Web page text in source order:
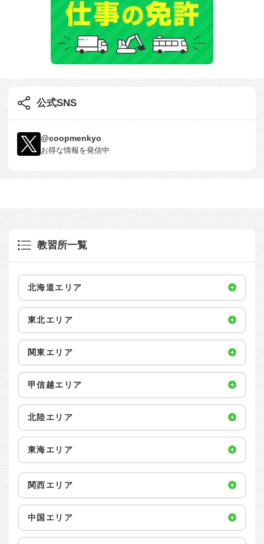
公式SNS
@coopmenkyo
お得な情報を発信中
教習所一覧
北海道エリア
東北エリア
関東エリア
甲信越エリア
北陸エリア
東海エリア
関西エリア
中国エリア